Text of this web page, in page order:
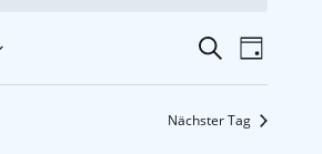
SucheTag
Nächster Tag